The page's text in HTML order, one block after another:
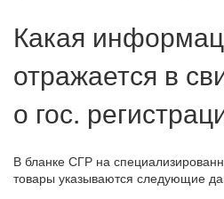
Какая
отражается в
о гос.
В бланке СГР на
товары указываются следующие